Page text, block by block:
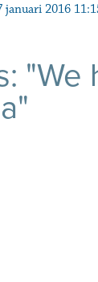
januari 2016